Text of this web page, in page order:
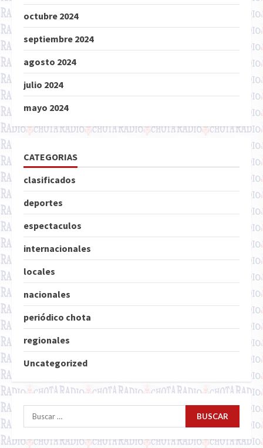
octubre 2024
septiembre 2024
agosto 2024
julio 2024
mayo 2024
CATEGORIAS
clasificados
deportes
espectaculos
internacionales
locales
nacionales
periódico chota
regionales
Uncategorized
Buscar: